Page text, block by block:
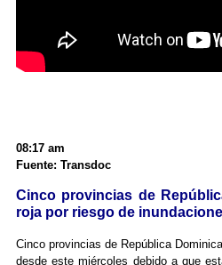
08:17 am
Fuente: Transdoc
Cinco provincias de
roja por riesgo de
Cinco provincias de República
desde este miércoles debido a que